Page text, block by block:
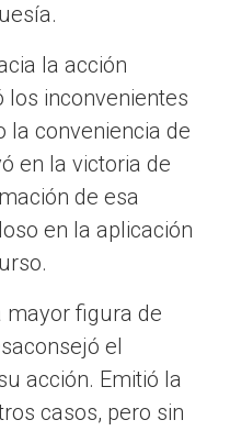
la acción
los inconvenientes
la conveniencia de
en la victoria de
de esa
en la aplicación
mayor figura de
el
acción. Emitió la
casos, pero sin